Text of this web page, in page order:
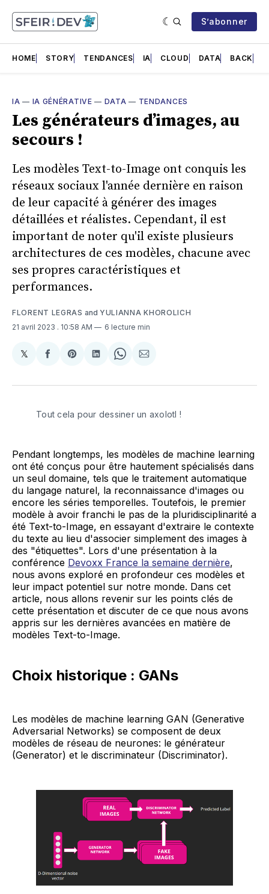
S’abonner
HOME STORY TENDANCES IA CLOUD DATA BACK
IA — IA GÉNÉRATIVE — DATA — TENDANCES
Les générateurs d’images, au
secours !
Les modèles Text-to-Image ont conquis les
réseaux sociaux l'année dernière en raison
de leur capacité à générer des images
détaillées et réalistes. Cependant, il est
important de noter qu'il existe plusieurs
architectures de ces modèles, chacune avec
ses propres caractéristiques et
performances.
FLORENT LEGRAS and YULIANNA KHOROLICH
21 avril 2023 . 10:58 AM 6 lecture min
𝕏Share
X
Partager
Facebook
Share
Pinterest
Partager
LinkedIn
Share
WhatsApp
Partager
Courriel
Tout cela pour dessiner un axolotl !
Pendant longtemps, les modèles de machine learning
ont été conçus pour être hautement spécialisés dans
un seul domaine, tels que le traitement automatique
du langage naturel, la reconnaissance d'images ou
encore les séries temporelles. Toutefois, le premier
modèle à avoir franchi le pas de la pluridisciplinarité a
été Text-to-Image, en essayant d'extraire le contexte
du texte au lieu d'associer simplement des images à
des "étiquettes". Lors d'une présentation à la
conférence Devoxx France la semaine dernière,
nous avons exploré en profondeur ces modèles et
leur impact potentiel sur notre monde. Dans cet
article, nous allons revenir sur les points clés de
cette présentation et discuter de ce que nous avons
appris sur les dernières avancées en matière de
modèles Text-to-Image.
Choix historique : GANs
Les modèles de machine learning GAN (Generative
Adversarial Networks) se composent de deux
modèles de réseau de neurones: le générateur
(Generator) et le discriminateur (Discriminator).